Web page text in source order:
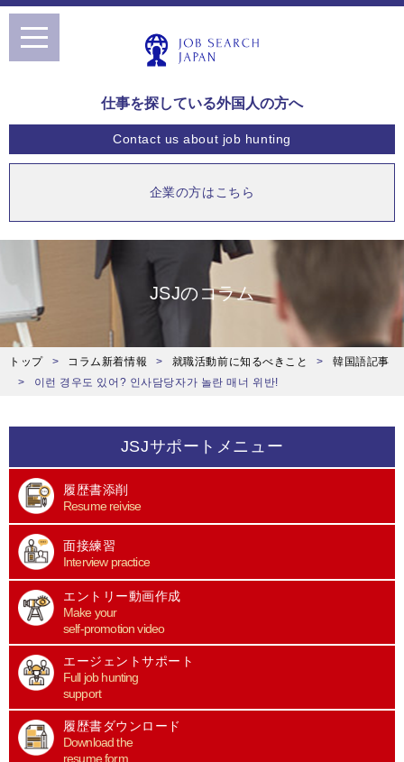
仕事を探している外国人の方へ
Contact usabout job hunting
企業の方はこちら
JSJのコラム
トップ コラム新着情報 就職活動前に知るべきこと
韓国語記事
이런 경우도 있어? 인사담당자가 놀란 매너 위반!
toggle
navigation
JSJサポートメニュー
履歴書添削
Resume reivise
面接練習
Interview practice
エントリー動画作成
Make your
self-promotion video
エージェントサポート
Full job hunting
support
履歴書ダウンロード
Download the
resume form